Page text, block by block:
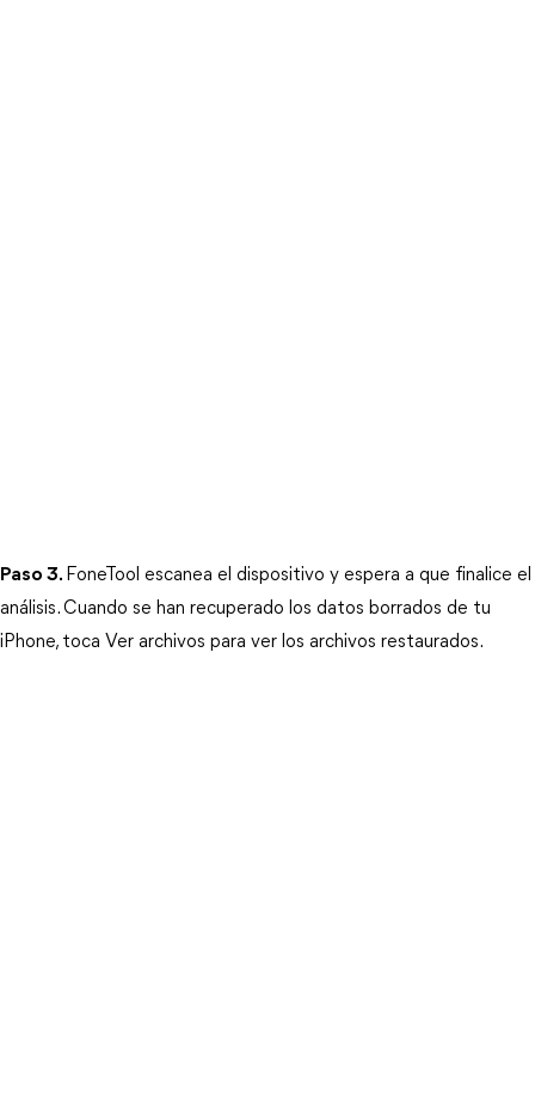
Paso 3. FoneTool escanea el dispositivo y espera a que finalice el
análisis. Cuando se han recuperado los datos borrados de tu
iPhone, toca Ver archivos para ver los archivos restaurados.